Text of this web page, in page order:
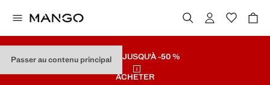
Passer au contenu principal
SOLDES JUSQU'À -50 %
ACHETER